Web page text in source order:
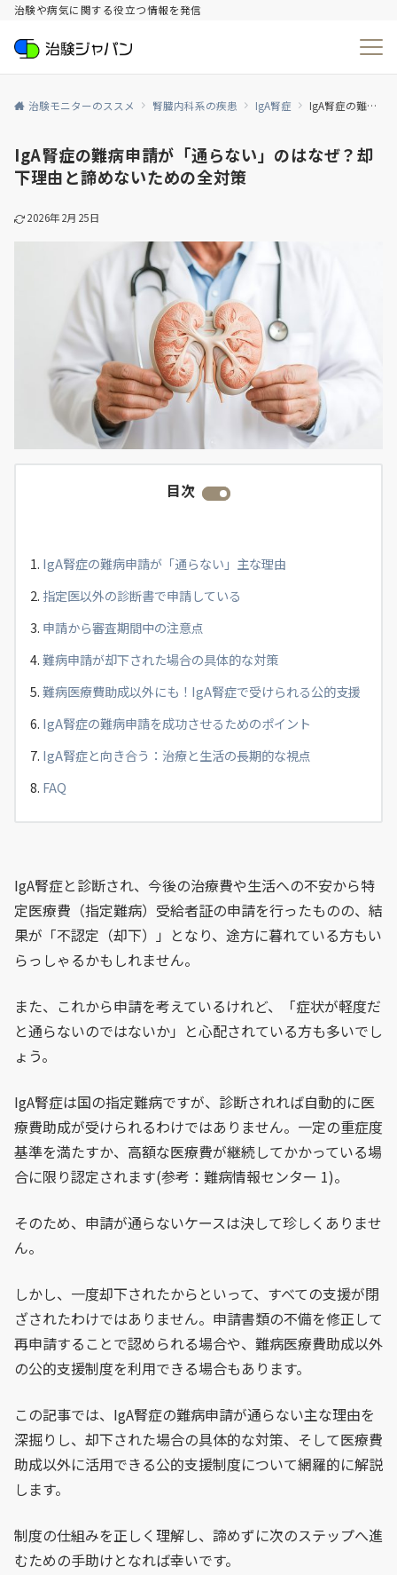
治験や病気に関する役立つ情報を発信
治験モニターのススメ 腎臓内科系の疾患 IgA腎症 IgA腎症の難病申請が「通らない」のはなぜ？却下理由と諦めないための全対策
IgA腎症の難病申請が「通らない」のはなぜ？却
下理由と諦めないための全対策
2026年2月25日
目次
IgA腎症の難病申請が「通らない」主な理由
指定医以外の診断書で申請している
申請から審査期間中の注意点
難病申請が却下された場合の具体的な対策
難病医療費助成以外にも！IgA腎症で受けられる公的支援
IgA腎症の難病申請を成功させるためのポイント
IgA腎症と向き合う：治療と生活の長期的な視点
FAQ
IgA腎症と診断され、今後の治療費や生活への不安から特
定医療費（指定難病）受給者証の申請を行ったものの、結
果が「不認定（却下）」となり、途方に暮れている方もい
らっしゃるかもしれません。
また、これから申請を考えているけれど、「症状が軽度だ
と通らないのではないか」と心配されている方も多いでし
ょう。
IgA腎症は国の指定難病ですが、診断されれば自動的に医
療費助成が受けられるわけではありません。一定の重症度
基準を満たすか、高額な医療費が継続してかかっている場
合に限り認定されます(参考：難病情報センター 1)。
そのため、申請が通らないケースは決して珍しくありませ
ん。
しかし、一度却下されたからといって、すべての支援が閉
ざされたわけではありません。申請書類の不備を修正して
再申請することで認められる場合や、難病医療費助成以外
の公的支援制度を利用できる場合もあります。
この記事では、IgA腎症の難病申請が通らない主な理由を
深掘りし、却下された場合の具体的な対策、そして医療費
助成以外に活用できる公的支援制度について網羅的に解説
します。
制度の仕組みを正しく理解し、諦めずに次のステップへ進
むための手助けとなれば幸いです。